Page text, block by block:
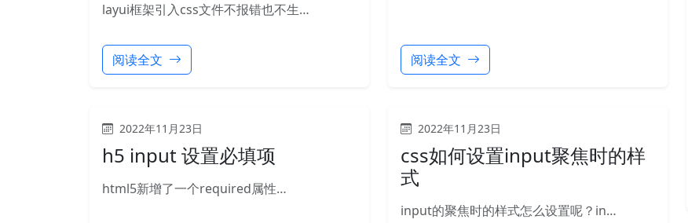
layui框架引入css文件不报错也不生…
阅读全文 阅读全文
2022年11月23日
h5 input 设置必填项
html5新增了一个required属性…
2022年11月23日
css如何设置input聚焦时的样
式
input的聚焦时的样式怎么设置呢？in…